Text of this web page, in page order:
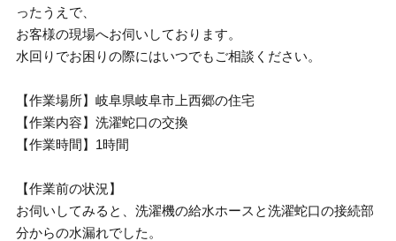
ったうえで、
お客様の現場へお伺いしております。
水回りでお困りの際にはいつでもご相談ください。
【作業場所】岐阜県岐阜市上西郷の住宅
【作業内容】洗濯蛇口の交換
【作業時間】1時間
【作業前の状況】
お伺いしてみると、洗濯機の給水ホースと洗濯蛇口の接続部
分からの水漏れでした。